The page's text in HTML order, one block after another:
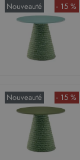
Nouveauté - 15 %
Nouveauté - 15 %